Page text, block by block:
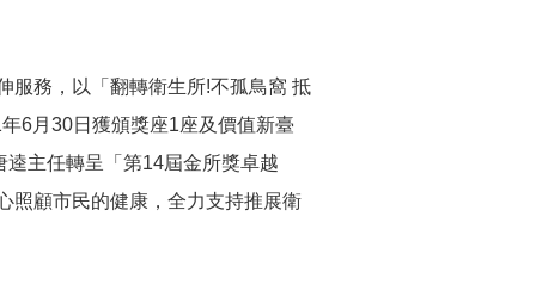
服務，以「翻轉衛生所!不孤鳥窩 抵
6月30日獲頒獎座1座及價值新臺
主任轉呈「第14屆金所獎卓越
照顧市民的健康，全力支持推展衛